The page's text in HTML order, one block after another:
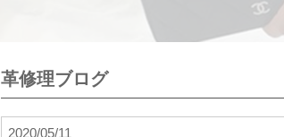
革修理ブログ
2020/05/11